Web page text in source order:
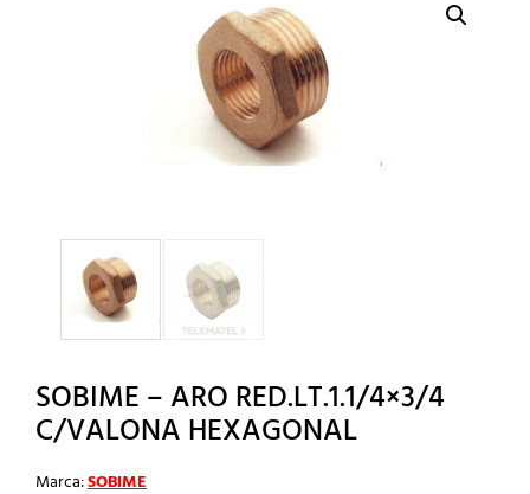
SOBIME – ARO RED.LT.1.1/4×3/4
C/VALONA HEXAGONAL
Marca:SOBIME